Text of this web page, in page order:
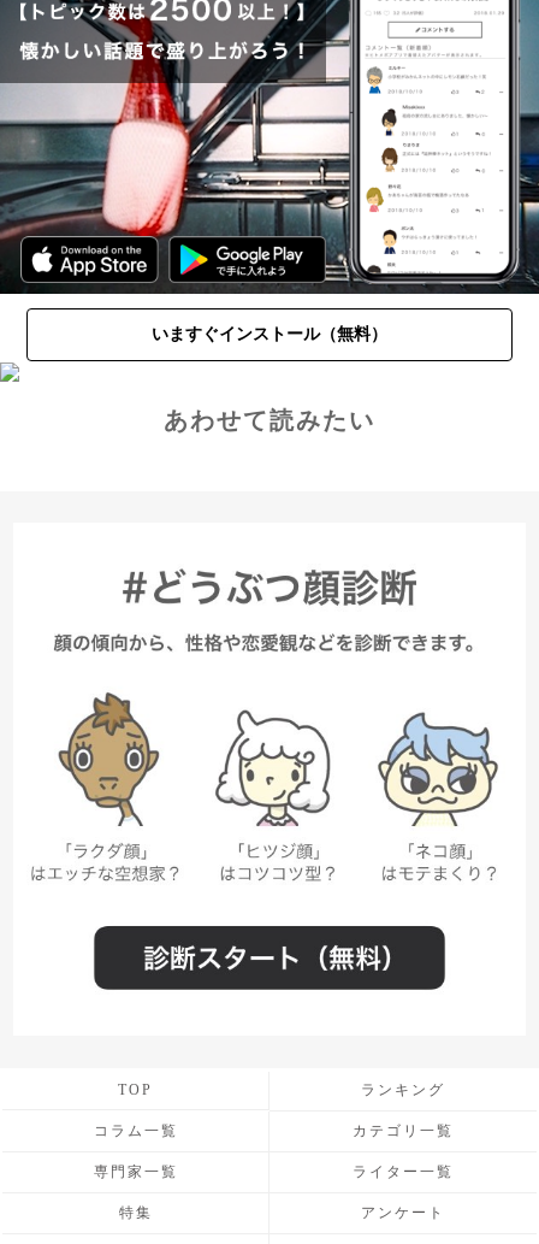
いますぐインストール（無料）
あわせて読みたい
TOP ランキング
コラム一覧 カテゴリ一覧
専門家一覧 ライター一覧
特集 アンケート